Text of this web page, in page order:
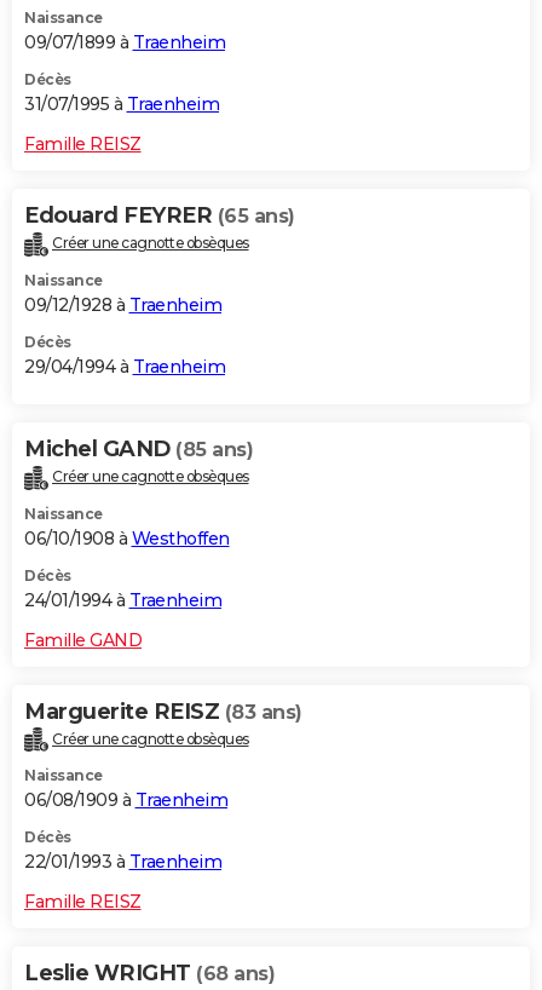
Naissance
09/07/1899 à Traenheim
Décès
31/07/1995 à Traenheim
Famille REISZ
Edouard FEYRER (65 ans)
Créer une cagnotte obsèques
Naissance
09/12/1928 à Traenheim
Décès
29/04/1994 à Traenheim
Michel GAND (85 ans)
Créer une cagnotte obsèques
Naissance
06/10/1908 à Westhoffen
Décès
24/01/1994 à Traenheim
Famille GAND
Marguerite REISZ (83 ans)
Créer une cagnotte obsèques
Naissance
06/08/1909 à Traenheim
Décès
22/01/1993 à Traenheim
Famille REISZ
Leslie WRIGHT (68 ans)